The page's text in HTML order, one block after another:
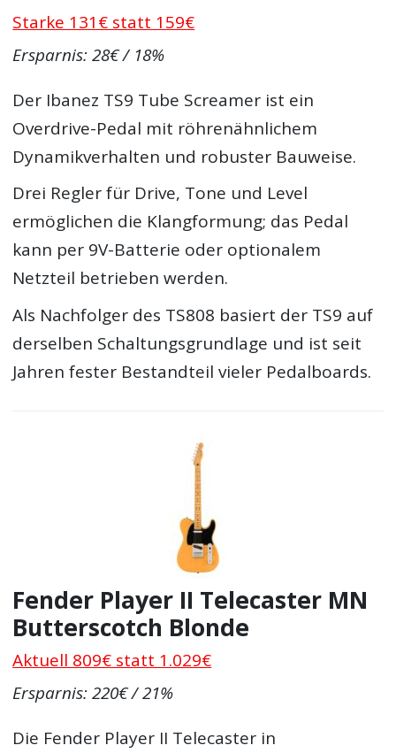
Starke 131€ statt 159€
Ersparnis: 28€ / 18%
Der Ibanez TS9 Tube Screamer ist ein
Overdrive-Pedal mit röhrenähnlichem
Dynamikverhalten und robuster Bauweise.
Drei Regler für Drive, Tone und Level
ermöglichen die Klangformung; das Pedal
kann per 9V-Batterie oder optionalem
Netzteil betrieben werden.
Als Nachfolger des TS808 basiert der TS9 auf
derselben Schaltungsgrundlage und ist seit
Jahren fester Bestandteil vieler Pedalboards.
Fender Player II Telecaster MN
Butterscotch Blonde
Aktuell 809€ statt 1.029€
Ersparnis: 220€ / 21%
Die Fender Player II Telecaster in